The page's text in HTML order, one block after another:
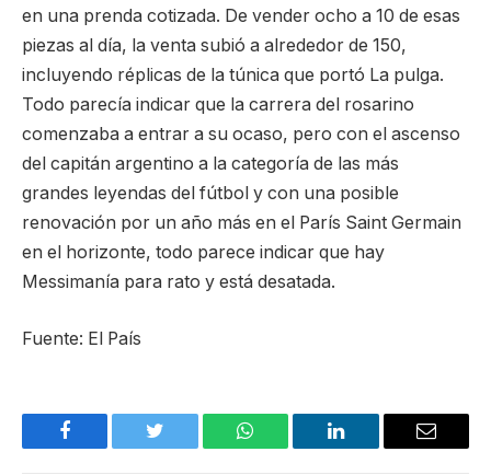
en una prenda cotizada. De vender ocho a 10 de esas
piezas al día, la venta subió a alrededor de 150,
incluyendo réplicas de la túnica que portó La pulga.
Todo parecía indicar que la carrera del rosarino
comenzaba a entrar a su ocaso, pero con el ascenso
del capitán argentino a la categoría de las más
grandes leyendas del fútbol y con una posible
renovación por un año más en el París Saint Germain
en el horizonte, todo parece indicar que hay
Messimanía para rato y está desatada.
Fuente: El País
Facebook Twitter WhatsApp LinkedIn Email